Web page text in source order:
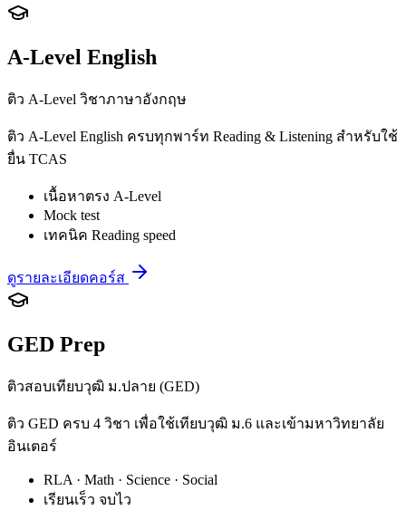
A-Level English
ติว A-Level วิชาภาษาอังกฤษ
ติว A-Level English ครบทุกพาร์ท Reading & Listening สำหรับใช้
ยื่น TCAS
เนื้อหาตรง A-Level
Mock test
เทคนิค Reading speed
ดูรายละเอียดคอร์ส
GED Prep
ติวสอบเทียบวุฒิ ม.ปลาย (GED)
ติว GED ครบ 4 วิชา เพื่อใช้เทียบวุฒิ ม.6 และเข้ามหาวิทยาลัย
อินเตอร์
RLA · Math · Science · Social
เรียนเร็ว จบไว